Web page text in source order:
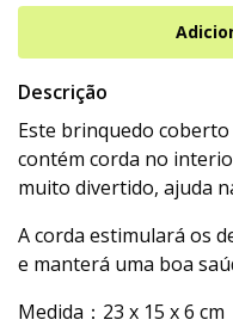
Descrição
Este brinquedo
contém corda no
muito divertido, ajuda
A corda estimulará os
e manterá uma boa
Medida：23 x 15 x 6 cm